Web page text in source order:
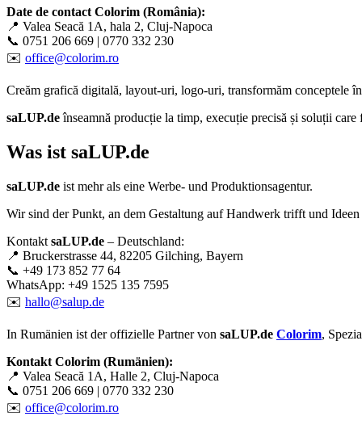
Date de contact Colorim (România):
📍 Valea Seacă 1A, hala 2, Cluj-Napoca
📞 0751 206 669 | 0770 332 230
✉️ office@colorim.ro
Creăm grafică digitală, layout-uri, logo-uri, transformăm conceptele
saLUP.deînseamnă producție la timp, execuție precisă și soluții
Was ist saLUP.de
saLUP.de ist mehr als eine Werbe- und Produktionsagentur.
Wir sind der Punkt, an dem Gestaltung auf Handwerk trifft und
Kontakt saLUP.de – Deutschland:
📍 Bruckerstrasse 44, 82205 Gilching, Bayern
📞 +49 173 852 77 64
WhatsApp: +49 1525 135 7595
✉️ hallo@salup.de
In Rumänien ist der offizielle Partner von saLUP.de Colorim,
Kontakt Colorim (Rumänien):
📍 Valea Seacă 1A, Halle 2, Cluj-Napoca
📞 0751 206 669 | 0770 332 230
✉️ office@colorim.ro